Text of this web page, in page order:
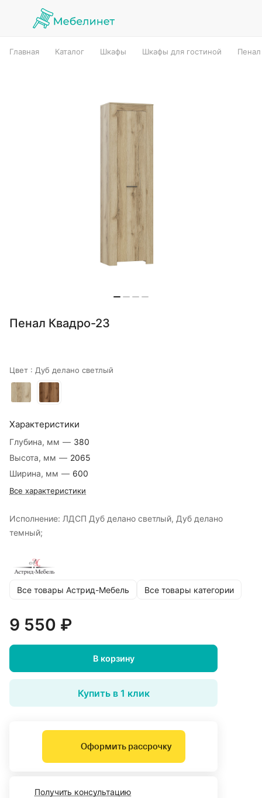
Главная Каталог Шкафы Шкафы для гостиной
Пенал Квадро-23
Цвет : Дуб делано светлый
Характеристики
Глубина, мм — 380
Высота, мм — 2065
Ширина, мм — 600
Все характеристики
Исполнение: ЛДСП Дуб делано светлый, Дуб делано
темный;
Все товары Астрид-Мебель Все товары категории
9 550 ₽
В корзину
Купить в 1 клик
Оформить рассрочку
Получить консультацию